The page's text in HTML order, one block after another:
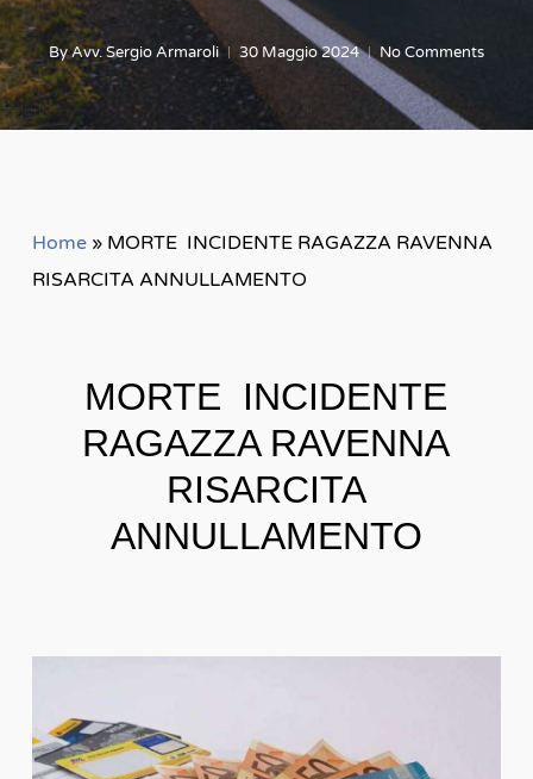
ByAvv. Sergio Armaroli 30 Maggio 2024 No Comments
Home» MORTE INCIDENTE RAGAZZA RAVENNA
RISARCITA ANNULLAMENTO
MORTE INCIDENTE
RAGAZZA RAVENNA
RISARCITA
ANNULLAMENTO